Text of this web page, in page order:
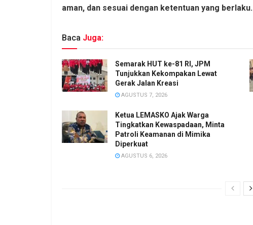
aman, dan sesuai dengan ketentuan yang berlaku.
Baca Juga:
Semarak HUT ke-81 RI, JPM
Tunjukkan Kekompakan Lewat
Gerak Jalan Kreasi
AGUSTUS 7, 2026
Ketua LEMASKO Ajak Warga
Tingkatkan Kewaspadaan, Minta
Patroli Keamanan di Mimika
Diperkuat
AGUSTUS 6, 2026